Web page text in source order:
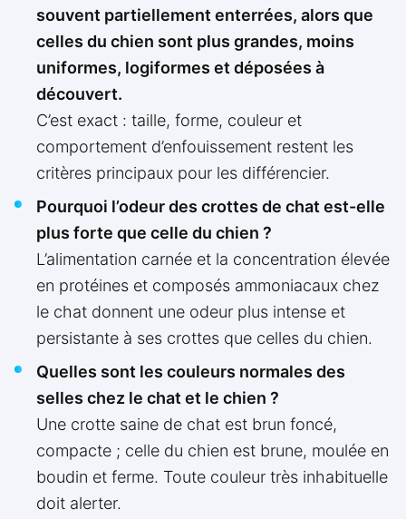
souvent partiellement enterrées, alors que
celles du chien sont plus grandes, moins
uniformes, logiformes et déposées à
découvert.
C’est exact : taille, forme, couleur et
comportement d’enfouissement restent les
critères principaux pour les différencier.
Pourquoi l’odeur des crottes de chat est-elle
plus forte que celle du chien ?
L’alimentation carnée et la concentration élevée
en protéines et composés ammoniacaux chez
le chat donnent une odeur plus intense et
persistante à ses crottes que celles du chien.
Quelles sont les couleurs normales des
selles chez le chat et le chien ?
Une crotte saine de chat est brun foncé,
compacte ; celle du chien est brune, moulée en
boudin et ferme. Toute couleur très inhabituelle
doit alerter.